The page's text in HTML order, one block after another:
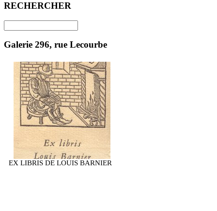
RECHERCHER
Galerie 296, rue Lecourbe
EX LIBRIS DE LOUIS BARNIER